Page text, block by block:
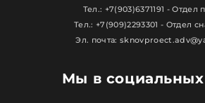
Мы в социальных
Тел.: +7(903)6371191 - Отдел
Тел.: +7(909)2293301 - Отдел
Эл. почта: